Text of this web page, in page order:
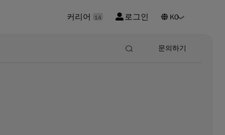
커리어 14 로그인
문의하기